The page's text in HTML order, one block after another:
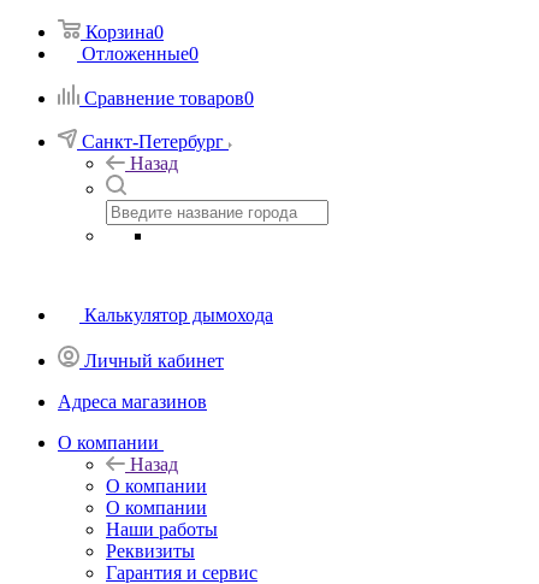
Корзина0
Отложенные0
Сравнение товаров0
Санкт-Петербург
Назад
Калькулятор дымохода
Личный кабинет
Адреса магазинов
O компании
Назад
O компании
О компании
Наши работы
Реквизиты
Гарантия и сервис